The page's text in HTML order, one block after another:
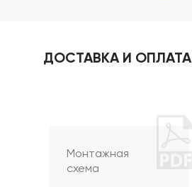
ДОСТАВКА И ОПЛАТА
Монтажная
схема